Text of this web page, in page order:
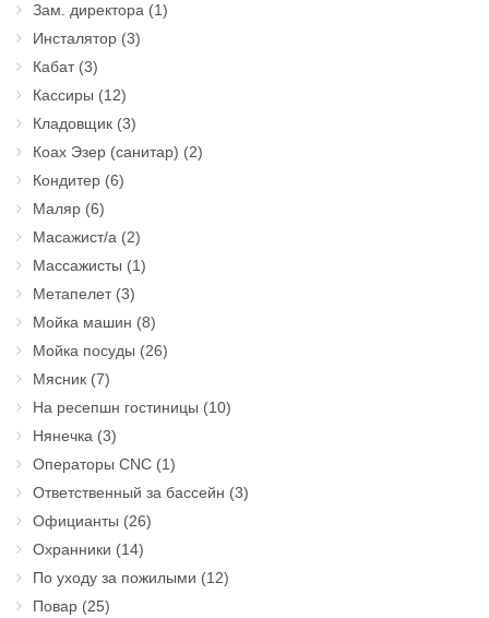
Зам. директора (1)
Инсталятор (3)
Кабат(3)
Кассиры (12)
Кладовщик (3)
Коах Эзер (санитар) (2)
Кондитер (6)
Маляр (6)
Масажист/а (2)
Массажисты (1)
Метапелет(3)
Мойка машин (8)
Мойка посуды (26)
Мясник (7)
На ресепшн гостиницы (10)
Нянечка (3)
Операторы CNC (1)
Ответственный за бассейн (3)
Официанты (26)
Охранники (14)
По уходу за пожилыми (12)
Повар (25)